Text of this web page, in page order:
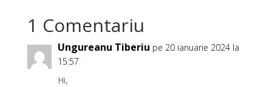
1 Comentariu
Ungureanu Tiberiu pe 20 ianuarie 2024 la
15:57
Hi,